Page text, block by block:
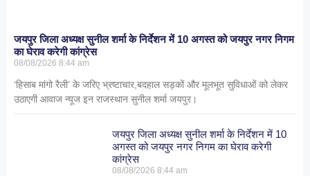
जयपुर जिला अध्यक्ष सुनील शर्मा के निर्देशन में 10 अगस्त को जयपुर नगर निगम
का घेराव करेगी कांग्रेस
08/08/2026 8:44 am
‘हिसाब मांगो रैली’ के जरिए भ्रष्टाचार,बदहाल सड़कों और मूलभूत सुविधाओं को लेकर
उठाएगी आवाज न्यूज इन राजस्थान सुनील शर्मा जयपुर।
जयपुर जिला अध्यक्ष सुनील शर्मा के निर्देशन में 10
अगस्त को जयपुर नगर निगम का घेराव करेगी
कांग्रेस
08/08/20268:44 am